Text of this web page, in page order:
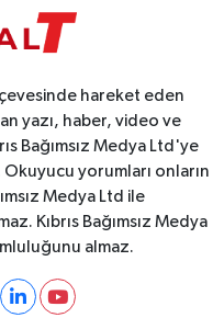
hareket eden
yazı, haber, video ve
Bağımsız Medya Ltd'ye
yorumları onların
Medya Ltd ile
Kıbrıs Bağımsız Medya
almaz.